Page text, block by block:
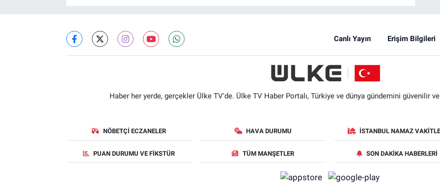
Canlı Yayın Erişim Bilgileri
Haber her yerde, gerçekler Ülke TV'de. Ülke TV Haber Portalı, Türkiye ve dünya gündemini güvenilir
NÖBETÇI ECZANELER HAVA DURUMU İSTANBUL NAMAZ
PUAN DURUMU VE FIKSTÜR TÜM MANŞETLER SON DAKIKA HABERLERI